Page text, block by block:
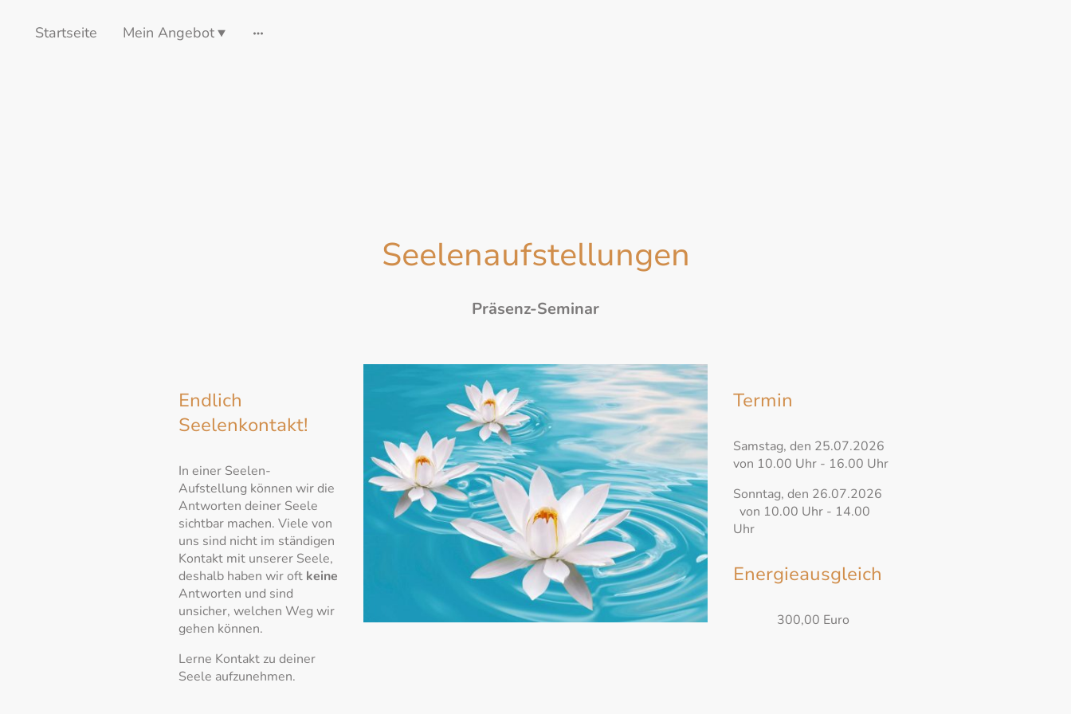
Startseite Mein Angebot
Seelenaufstellungen
Präsenz-Seminar
Endlich
Seelenkontakt!
In einer Seelen-
Aufstellung können wir die
Antworten deiner Seele
sichtbar machen. Viele von
uns sind nicht im ständigen
Kontakt mit unserer Seele,
deshalb haben wir oft keine
Antworten und sind
unsicher, welchen Weg wir
gehen können.
Lerne Kontakt zu deiner
Seele aufzunehmen.
Termin
Samstag, den 25.07.2026
von 10.00 Uhr - 16.00 Uhr
Sonntag, den 26.07.2026
von 10.00 Uhr - 14.00
Uhr
Energieausgleich
300,00 Euro